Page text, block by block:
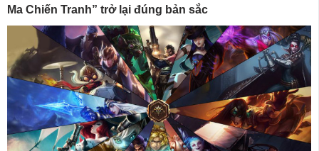
Ma Chiến Tranh” trở lại đúng bản sắc